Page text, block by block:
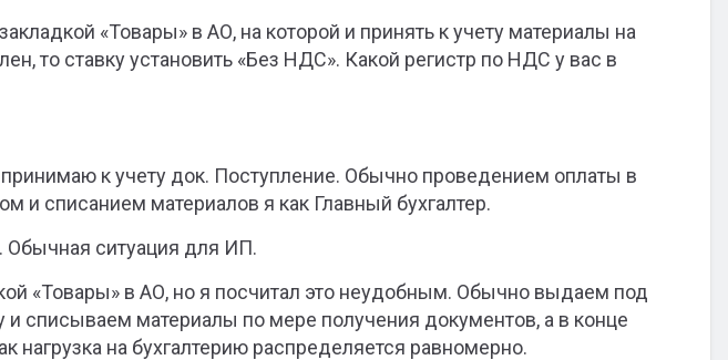
«Товары» в АО, на которой и принять к учету материалы на
то ставку установить «Без НДС». Какой регистр по НДС у вас в
к учету док. Поступление. Обычно проведением оплаты в
и списанием материалов я как Главный бухгалтер.
ситуация для ИП.
«Товары» в АО, но я посчитал это неудобным. Обычно выдаем под
и списываем материалы по мере получения документов, а в конце
нагрузка на бухгалтерию распределяется равномерно.